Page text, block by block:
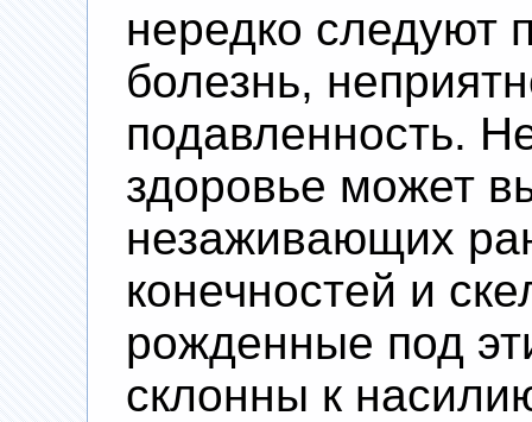
нередко следуют
болезнь,
подавленность.
здоровье может
незаживающих
конечностей и
рожденные под
склонны к